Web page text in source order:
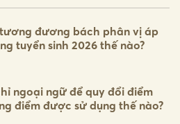
đương bách phân vị áp
tuyển sinh 2026 thế nào?
ngoại ngữ để quy đổi điểm
điểm được sử dụng thế nào?